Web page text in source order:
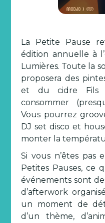
La Petite Pause
édition annuelle à
Lumières. Toute la
proposera des
et du cidre Fils
consommer
Vous pourrez
DJ set disco et
monter la
Si vous n’êtes pas
Petites Pauses, ce
événements sont
d’afterwork
un moment de
d’un thème,